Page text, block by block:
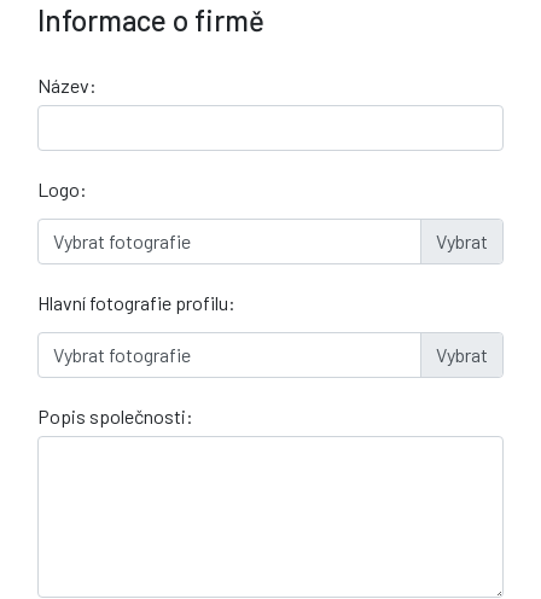
Informace o firmě
Název:
Logo:
Vybrat fotografie
Hlavní fotografie profilu:
Vybrat fotografie
Popis společnosti: